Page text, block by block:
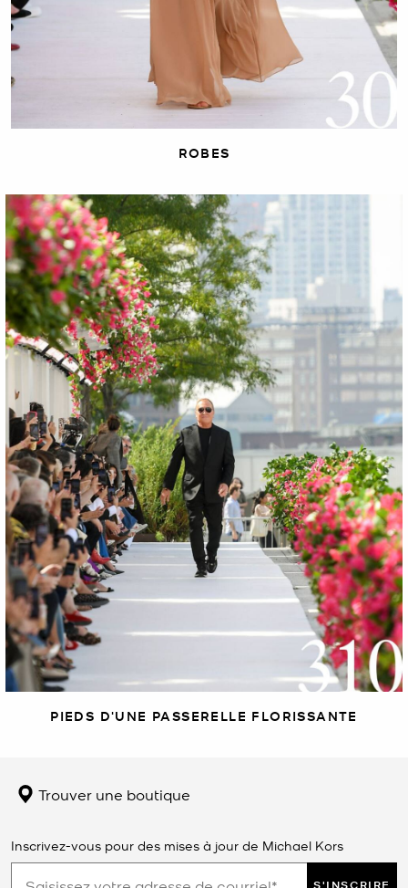
ROBES
PIEDS D'UNE PASSERELLE FLORISSANTE
Trouver une boutique
Inscrivez-vous pour des mises à jour de Michael Kors